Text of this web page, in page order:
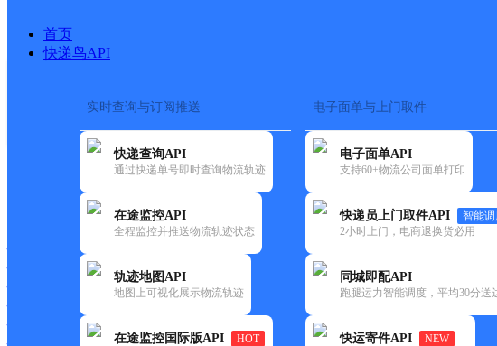
首页
快递鸟API
实时查询与订阅推送
快递查询API
通过快递单号即时查询物流轨迹
在途监控API
全程监控并推送物流轨迹状态
轨迹地图API
地图上可视化展示物流轨迹
在途监控国际版API
HOT
电子面单与上门取件
电子面单API
支持60+物流公司面单打印
快递员上门取件API
智能
2小时上门，电商退换货必用
同城即配API
跑腿运力智能调度，平均30分送
快运寄件API
NEW
快递大全 > 快递网点
快递大全 快运大全
NEW